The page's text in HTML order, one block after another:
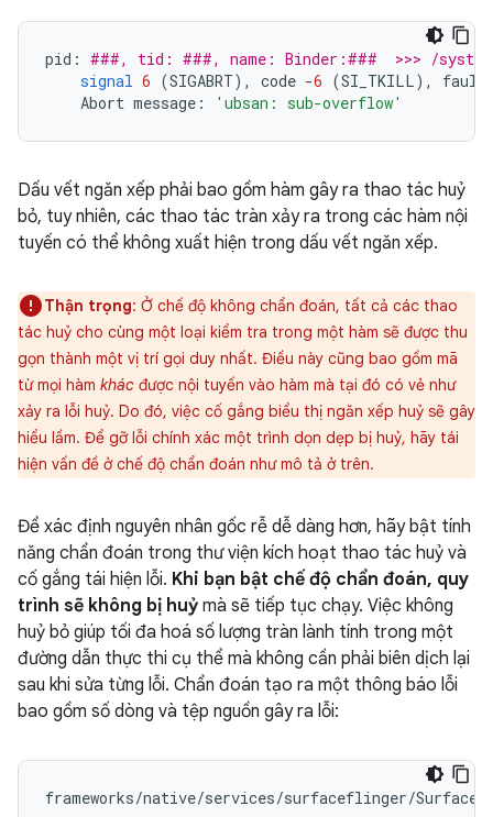
pid : ###, tid: ###, name: Binder:###  >>> /
signal 6 (SIGABRT), code -6 (SI_TKILL),
fault
Abort message : 'ubsan: sub-overflow'
Dấu vết ngăn xếp phải bao gồm hàm gây ra thao tác huỷ
bỏ, tuy nhiên, các thao tác tràn xảy ra trong các hàm nội
tuyến có thể không xuất hiện trong dấu vết ngăn xếp.
Thận trọng: Ở chế độ không chẩn đoán, tất cả các thao
tác huỷ cho cùng một loại kiểm tra trong một hàm sẽ được thu
gọn thành một vị trí gọi duy nhất. Điều này cũng bao gồm mã
từ mọi hàm khác được nội tuyến vào hàm mà tại đó có vẻ như
xảy ra lỗi huỷ. Do đó, việc cố gắng biểu thị ngăn xếp huỷ sẽ gây
hiểu lầm. Để gỡ lỗi chính xác một trình dọn dẹp bị huỷ, hãy tái
hiện vấn đề ở chế độ chẩn đoán như mô tả ở trên.
Để xác định nguyên nhân gốc rễ dễ dàng hơn, hãy bật tính
năng chẩn đoán trong thư viện kích hoạt thao tác huỷ và
cố gắng tái hiện lỗi. Khi bạn bật chế độ chẩn đoán, quy
trình sẽ không bị huỷ mà sẽ tiếp tục chạy. Việc không
huỷ bỏ giúp tối đa hoá số lượng tràn lành tính trong một
đường dẫn thực thi cụ thể mà không cần phải biên dịch lại
sau khi sửa từng lỗi. Chẩn đoán tạo ra một thông báo lỗi
bao gồm số dòng và tệp nguồn gây ra lỗi:
frameworks/native/services/surfaceflinger/